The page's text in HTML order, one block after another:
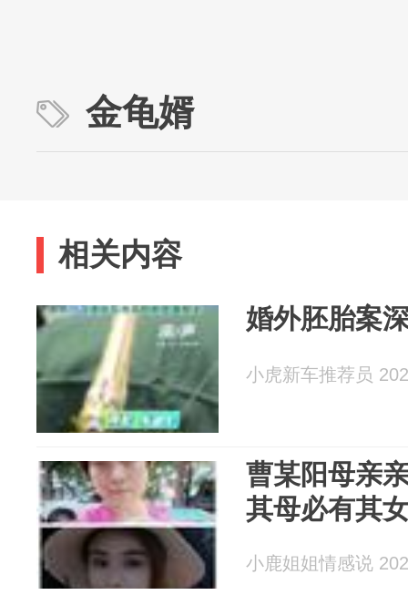
金龟婿
相关内容
婚外胚胎案
小虎新车推荐员
曹某阳母亲
其母必有其
小鹿姐姐情感说